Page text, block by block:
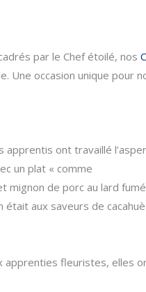
par le Chef étoilé, nos
Une occasion unique pour
apprentis ont travaillé
un plat « comme
de porc au lard
aux saveurs de
apprenties fleuristes, elles